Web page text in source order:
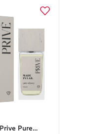
Prive Pure